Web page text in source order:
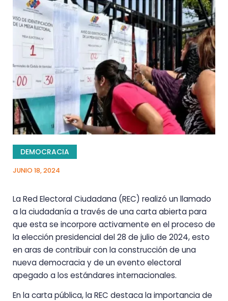
DEMOCRACIA
JUNIO 18, 2024
La Red Electoral Ciudadana (REC) realizó un llamado
a la ciudadanía a través de una carta abierta para
que esta se incorpore activamente en el proceso de
la elección presidencial del 28 de julio de 2024, esto
en aras de contribuir con la construcción de una
nueva democracia y de un evento electoral
apegado a los estándares internacionales.
En la carta pública, la REC destaca la importancia de